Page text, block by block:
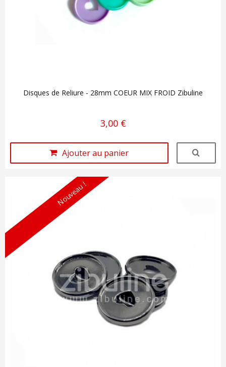
Disques de Reliure - 28mm COEUR MIX FROID Zibuline
3,00 €
Ajouter au panier
Nouveau !